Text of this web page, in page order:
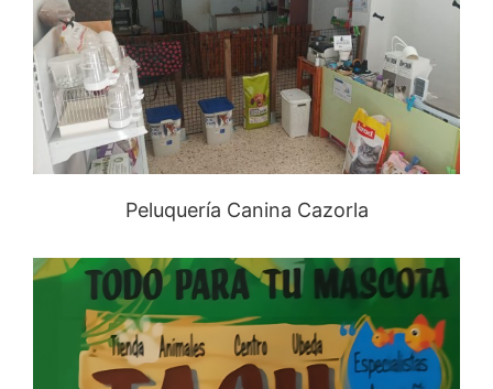
Peluquería Canina Cazorla